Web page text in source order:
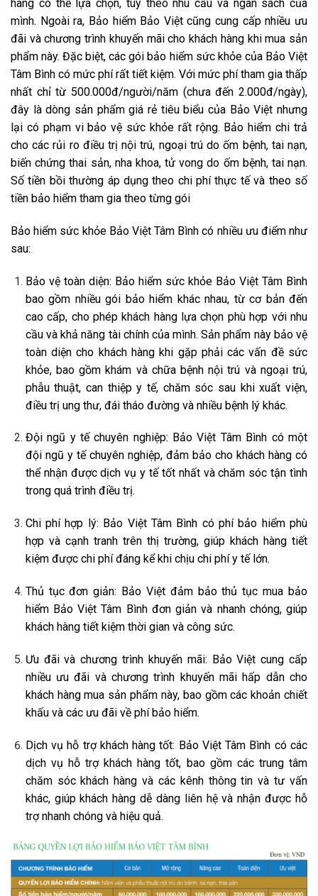
hàng có thể lựa chọn, tùy theo nhu cầu và ngân sách của
mình. Ngoài ra, Bảo hiểm Bảo Việt cũng cung cấp nhiều ưu
đãi và chương trình khuyến mãi cho khách hàng khi mua sản
phẩm này. Đặc biệt, các gói bảo hiểm sức khỏe của Bảo Việt
Tâm Bình có mức phí rất tiết kiệm. Với mức phí tham gia thấp
nhất chỉ từ 500.000đ/người/năm (chưa đến 2.000đ/ngày),
đây là dòng sản phẩm giá rẻ tiêu biểu của Bảo Việt nhưng
lại có phạm vi bảo vệ sức khỏe rất rộng. Bảo hiểm chi trả
cho các rủi ro điều trị nội trú, ngoại trú do ốm bệnh, tai nạn,
biến chứng thai sản, nha khoa, tử vong do ốm bệnh, tai nạn.
Số tiền bồi thường áp dụng theo chi phí thực tế và theo số
tiền bảo hiểm tham gia theo từng gói
Bảo hiểm sức khỏe Bảo Việt Tâm Bình có nhiều ưu điểm như
sau:
Bảo vệ toàn diện: Bảo hiểm sức khỏe Bảo Việt Tâm Bình
bao gồm nhiều gói bảo hiểm khác nhau, từ cơ bản đến
cao cấp, cho phép khách hàng lựa chọn phù hợp với nhu
cầu và khả năng tài chính của mình. Sản phẩm này bảo vệ
toàn diện cho khách hàng khi gặp phải các vấn đề sức
khỏe, bao gồm khám và chữa bệnh nội trú và ngoại trú,
phẫu thuật, can thiệp y tế, chăm sóc sau khi xuất viện,
điều trị ung thư, đái tháo đường và nhiều bệnh lý khác.
Đội ngũ y tế chuyên nghiệp: Bảo Việt Tâm Bình có một
đội ngũ y tế chuyên nghiệp, đảm bảo cho khách hàng có
thể nhận được dịch vụ y tế tốt nhất và chăm sóc tận tình
trong quá trình điều trị.
Chi phí hợp lý: Bảo Việt Tâm Bình có phí bảo hiểm phù
hợp và cạnh tranh trên thị trường, giúp khách hàng tiết
kiệm được chi phí đáng kể khi chịu chi phí y tế lớn.
Thủ tục đơn giản: Bảo Việt đảm bảo thủ tục mua bảo
hiểm Bảo Việt Tâm Bình đơn giản và nhanh chóng, giúp
khách hàng tiết kiệm thời gian và công sức.
Ưu đãi và chương trình khuyến mãi: Bảo Việt cung cấp
nhiều ưu đãi và chương trình khuyến mãi hấp dẫn cho
khách hàng mua sản phẩm này, bao gồm các khoản chiết
khấu và các ưu đãi về phí bảo hiểm.
Dịch vụ hỗ trợ khách hàng tốt: Bảo Việt Tâm Bình có các
dịch vụ hỗ trợ khách hàng tốt, bao gồm các trung tâm
chăm sóc khách hàng và các kênh thông tin và tư vấn
khác, giúp khách hàng dễ dàng liên hệ và nhận được hỗ
trợ nhanh chóng và hiệu quả.